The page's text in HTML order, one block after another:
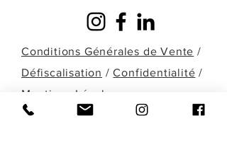
Conditions Générales de Vente /
Défiscalisation /Confidentialité /
Mentions Légales
Une question? Une demande particulière?